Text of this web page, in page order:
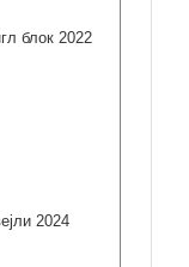
блок 2022
2024